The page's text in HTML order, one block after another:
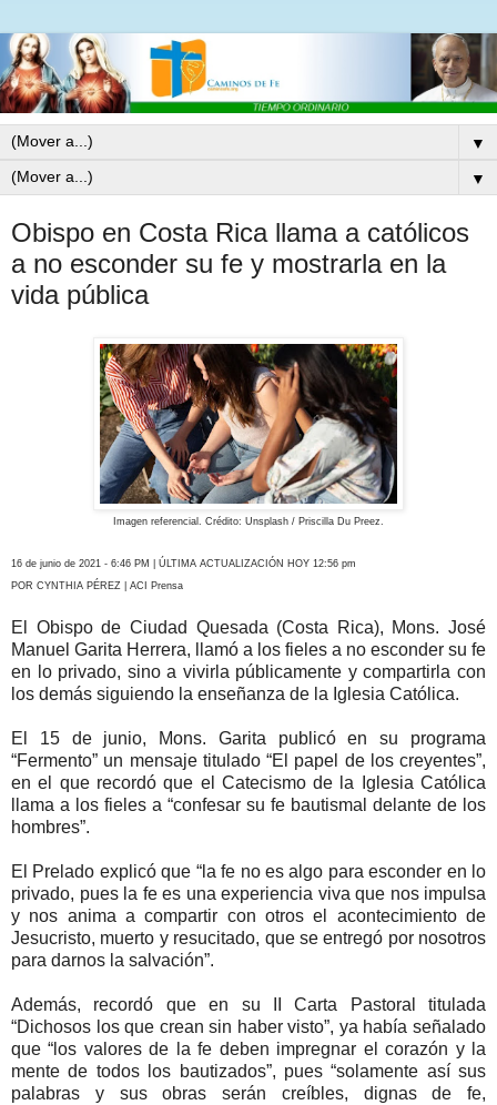
▼
▼
Obispo en Costa Rica llama a católicos
a no esconder su fe y mostrarla en la
vida pública
Imagen referencial. Crédito: Unsplash / Priscilla Du Preez.
16 de junio de 2021 - 6:46 PM | ÚLTIMA ACTUALIZACIÓN HOY 12:56 pm
POR CYNTHIA PÉREZ | ACI Prensa
El Obispo de Ciudad Quesada (Costa Rica), Mons. José
Manuel Garita Herrera, llamó a los fieles a no esconder su fe
en lo privado, sino a vivirla públicamente y compartirla con
los demás siguiendo la enseñanza de la Iglesia Católica.
El 15 de junio, Mons. Garita publicó en su programa
“Fermento” un mensaje titulado “El papel de los creyentes”,
en el que recordó que el Catecismo de la Iglesia Católica
llama a los fieles a “confesar su fe bautismal delante de los
hombres”.
El Prelado explicó que “la fe no es algo para esconder en lo
privado, pues la fe es una experiencia viva que nos impulsa
y nos anima a compartir con otros el acontecimiento de
Jesucristo, muerto y resucitado, que se entregó por nosotros
para darnos la salvación”.
Además, recordó que en su II Carta Pastoral titulada
“Dichosos los que crean sin haber visto”, ya había señalado
que “los valores de la fe deben impregnar el corazón y la
mente de todos los bautizados”, pues “solamente así sus
palabras y sus obras serán creíbles, dignas de fe,